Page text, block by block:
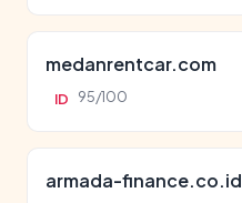
medanrentcar.com
ID 95/100
armada-finance.co.id